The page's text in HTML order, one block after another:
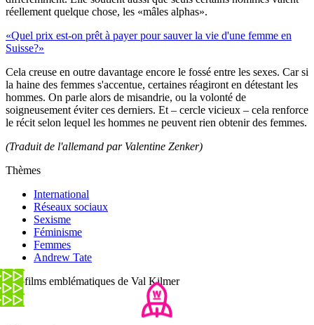
réellement quelque chose, les «mâles alphas».
«Quel prix est-on prêt à payer pour sauver la vie d'une femme en
Suisse?»
Cela creuse en outre davantage encore le fossé entre les sexes. Car si
la haine des femmes s'accentue, certaines réagiront en détestant les
hommes. On parle alors de misandrie, ou la volonté de
soigneusement éviter ces derniers. Et – cercle vicieux – cela renforce
le récit selon lequel les hommes ne peuvent rien obtenir des femmes.
(Traduit de l'allemand par Valentine Zenker)
Thèmes
International
Réseaux sociaux
Sexisme
Féminisme
Femmes
Andrew Tate
Les films emblématiques de Val Kilmer